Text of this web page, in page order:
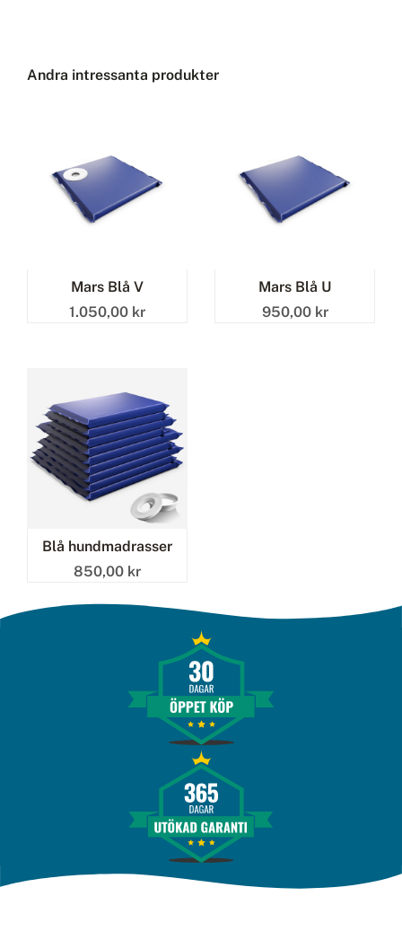
Andra intressanta produkter
Mars Blå V
1.050,00 kr
Mars Blå U
950,00 kr
Blå hundmadrasser
850,00 kr